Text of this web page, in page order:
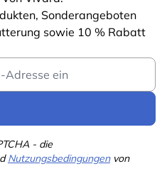
Sonderangeboten
sowie 10 % Rabatt
- die
Nutzungsbedingungenvon